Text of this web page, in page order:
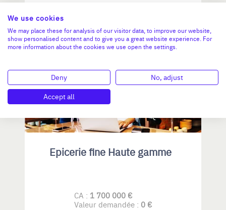
Epicerie fine Haute gamme
CA : 1 700 000 €
Valeur demandée : 0 €
We use cookies
We may place these for analysis of our visitor data, to improve our website,
show personalised content and to give you a great website experience. For
more information about the cookies we use open the settings.
Deny
No, adjust
Accept all